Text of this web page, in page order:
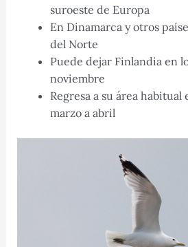
suroeste de Europa
En Dinamarca y otros
del Norte
Puede dejar Finlandia en
noviembre
Regresa a su área habitual
marzo a abril